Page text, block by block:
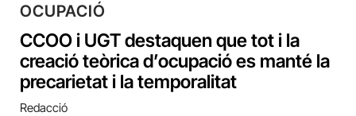
OCUPACIÓ
CCOO i UGT destaquen que tot i la
creació teòrica d’ocupació es manté la
precarietat i la temporalitat
Redacció